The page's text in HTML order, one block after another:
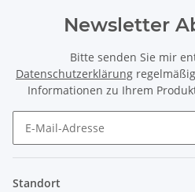
Newsletter
Bitte senden Sie mir
Datenschutzerklärung
Informationen zu Ihrem
Standort